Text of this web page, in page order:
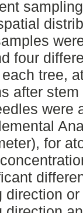
four
tree,
after
were
for
direction